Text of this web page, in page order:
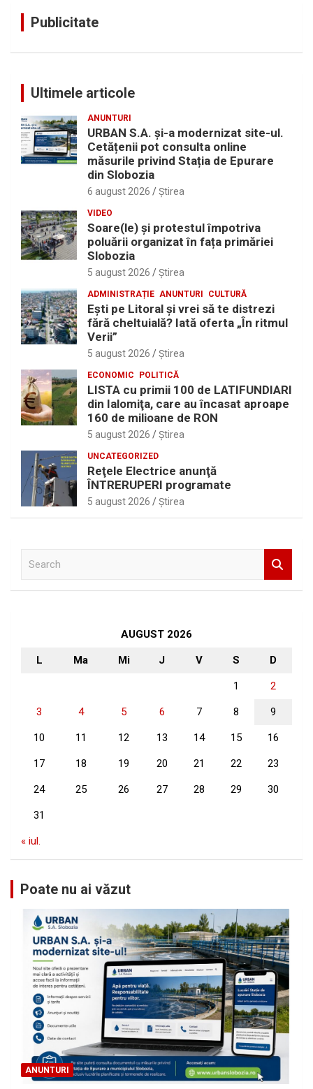
Publicitate
Ultimele articole
ANUNTURI
URBAN S.A. și-a modernizat site-ul.
Cetățenii pot consulta online
măsurile privind Stația de Epurare
din Slobozia
6 august 2026 Ştirea
VIDEO
Soare(le) și protestul împotriva
poluării organizat în fața primăriei
Slobozia
5 august 2026 Ştirea
ADMINISTRAȚIE ANUNTURI CULTURĂ
Eşti pe Litoral şi vrei să te distrezi
fără cheltuială? Iată oferta „În ritmul
Verii”
5 august 2026 Ştirea
ECONOMIC POLITICĂ
LISTA cu primii 100 de LATIFUNDIARI
din Ialomiţa, care au încasat aproape
160 de milioane de RON
5 august 2026 Ştirea
UNCATEGORIZED
Reţele Electrice anunţă
ÎNTRERUPERI programate
5 august 2026 Ştirea
AUGUST 2026
L Ma Mi J V S D
1 2
3 4 5 6 7 8 9
10 11 12 13 14 15 16
17 18 19 20 21 22 23
24 25 26 27 28 29 30
31
« iul.
Poate nu ai văzut
ANUNTURI